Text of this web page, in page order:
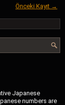
Önceki Kayıt →
Japanese
numbers are